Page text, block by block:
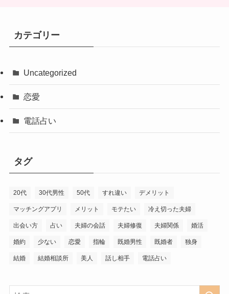
カテゴリー
Uncategorized
恋愛
電話占い
タグ
20代 30代男性 50代 すれ違い デメリット
マッチングアプリ メリット モテたい 冷え切った夫婦
出会い方 占い 夫婦の会話 夫婦修復 夫婦関係 婚活
婚約 少ない 恋愛 指輪 既婚男性 既婚者 独身
結婚 結婚相談所 美人 話し相手 電話占い